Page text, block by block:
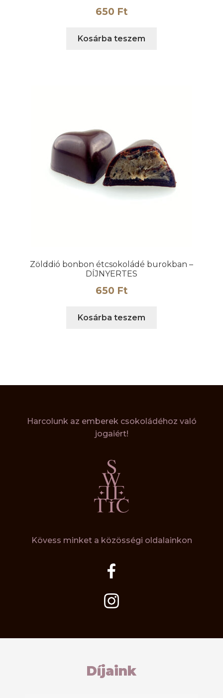
650 Ft
Kosárba teszem
Zölddió bonbon étcsokoládé burokban –
DÍJNYERTES
650 Ft
Kosárba teszem
Harcolunk az emberek csokoládéhoz való
jogaiért!
Kövess minket a közösségi oldalainkon
Díjaink